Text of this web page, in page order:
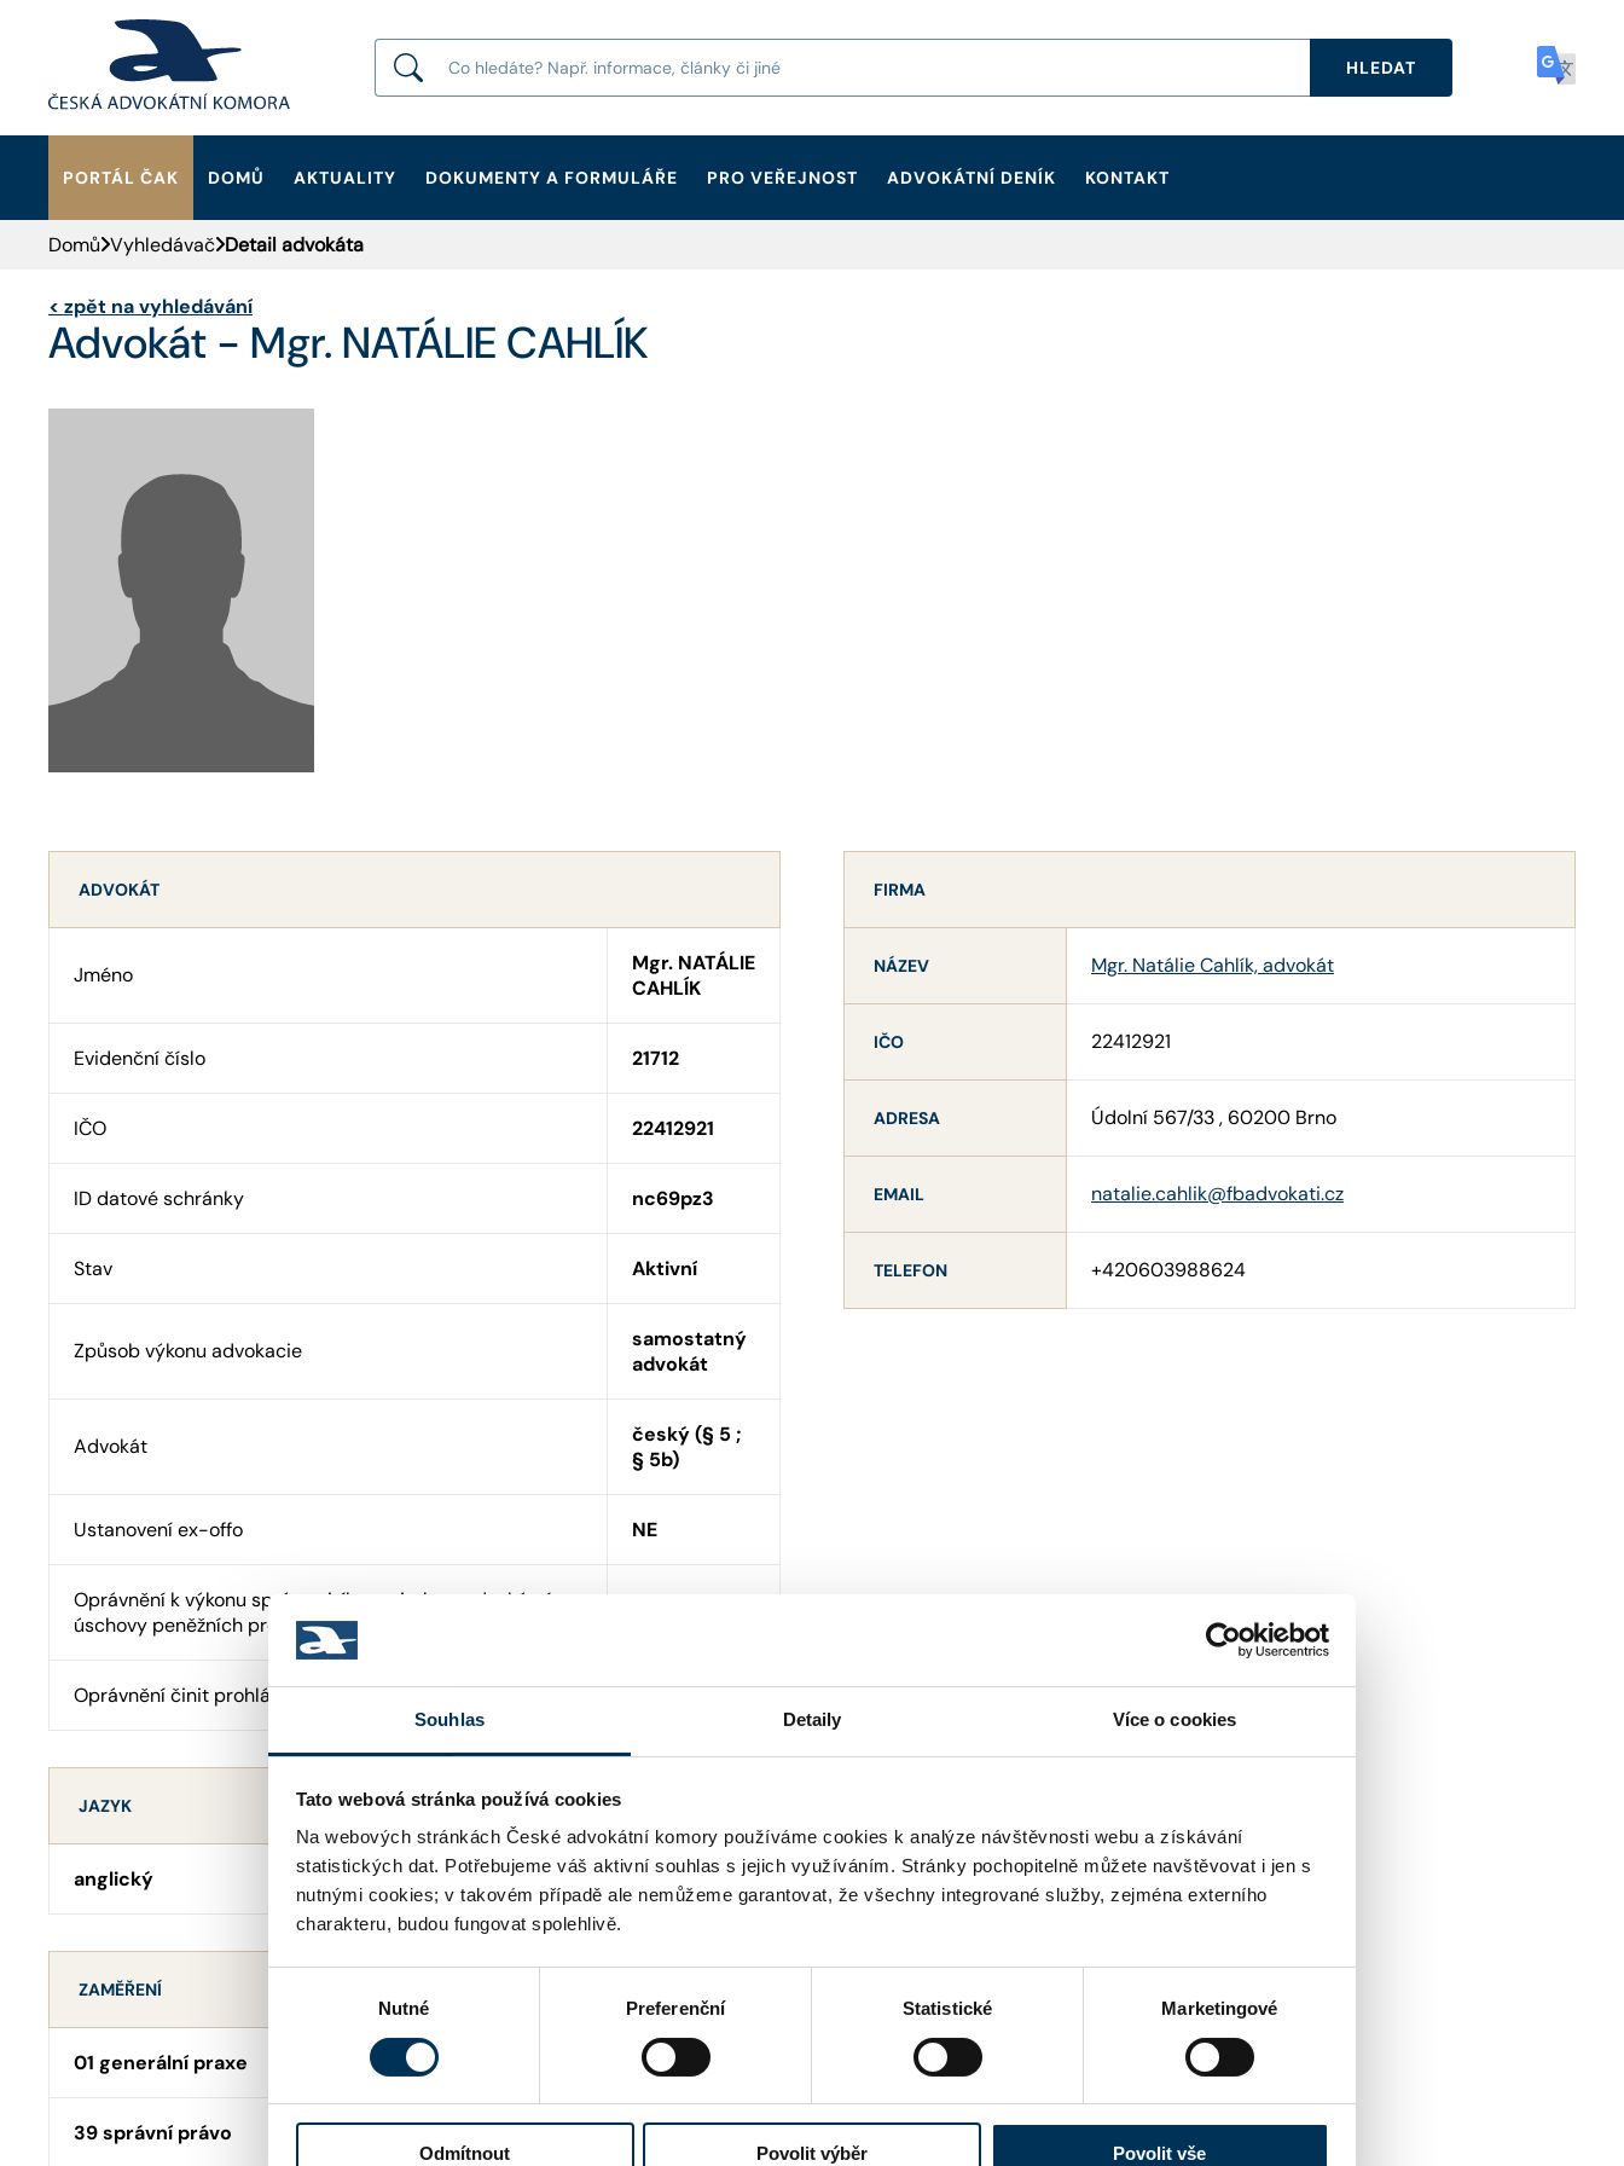
Souhlas Detaily Více o cookies
Tato webová stránka používá cookies
Na webových stránkách České advokátní komory používáme cookies k analýze návštěvnosti webu a získávání
statistických dat. Potřebujeme váš aktivní souhlas s jejich využíváním. Stránky pochopitelně můžete navštěvovat i jen s
nutnými cookies; v takovém případě ale nemůžeme garantovat, že všechny integrované služby, zejména externího
charakteru, budou fungovat spolehlivě.
Nutné Preferenční Statistické Marketingové
Odmítnout Povolit výběr Povolit vše
HLEDAT
PORTÁL ČAK DOMŮ AKTUALITY DOKUMENTY A FORMULÁŘE PRO VEŘEJNOST ADVOKÁTNÍ DENÍK
KONTAKT
HLEDAT
Domů Vyhledávač Detail advokáta
< zpět na vyhledávání
Advokát - Mgr. NATÁLIE CAHLÍK
ADVOKÁT
Jméno
Mgr. NATÁLIE
CAHLÍK
Evidenční číslo 21712
IČO 22412921
ID datové schránky nc69pz3
Stav Aktivní
Způsob výkonu advokacie
samostatný
advokát
Advokát
český (§ 5 ;
§ 5b)
Ustanovení ex-offo NE
Oprávnění k výkonu správy cizího majetku a advokátní
úschovy peněžních prostředků
Oprávnění činit prohlášení o pravosti podpisu ANO
JAZYK
anglický
ZAMĚŘENÍ
01 generální praxe
39 správní právo
FIRMA
NÁZEV Mgr. Natálie Cahlík, advokát
IČO 22412921
ADRESA Údolní 567/33 , 60200 Brno
EMAIL natalie.cahlik@fbadvokati.cz
TELEFON +420603988624